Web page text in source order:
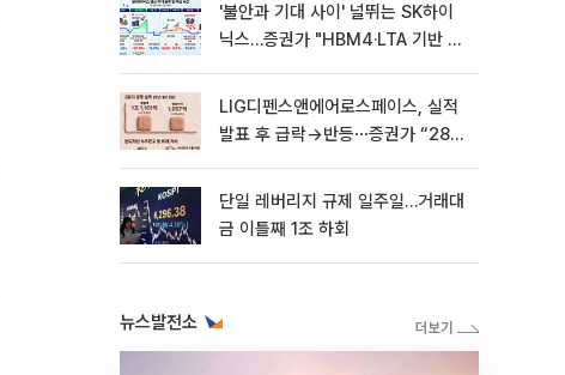
'불안과 기대 사이' 널뛰는 SK하이
닉스…증권가 "HBM4·LTA 기반 펀
LIG디펜스앤에어로스페이스, 실적
발표 후 급락→반등⋯증권가 “28년
단일 레버리지 규제 일주일…거래대
금 이틀째 1조 하회
뉴스발전소